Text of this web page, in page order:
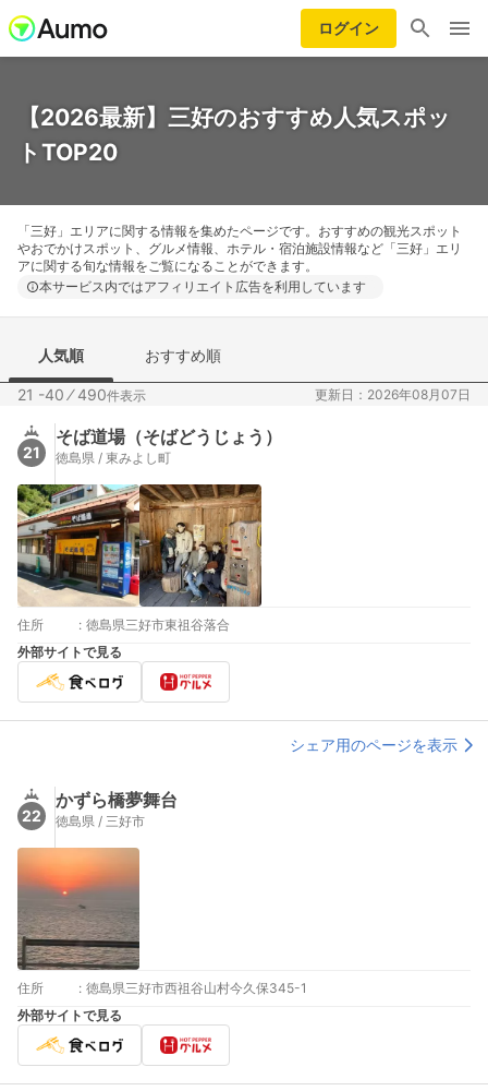
ログイン
【2026最新】三好のおすすめ人気スポッ
トTOP20
「三好」エリアに関する情報を集めたページです。おすすめの観光スポット
やおでかけスポット、グルメ情報、ホテル・宿泊施設情報など「三好」エリ
アに関する旬な情報をご覧になることができます。
本サービス内ではアフィリエイト広告を利用しています
人気順 おすすめ順
21 -40 ⁄490件表示 更新日：2026年08月07日
21
そば道場（そばどうじょう）
徳島県 / 東みよし町
住所 : 徳島県三好市東祖谷落合
外部サイトで見る
シェア用のページを表示
22
かずら橋夢舞台
徳島県 / 三好市
住所 : 徳島県三好市西祖谷山村今久保345-1
外部サイトで見る